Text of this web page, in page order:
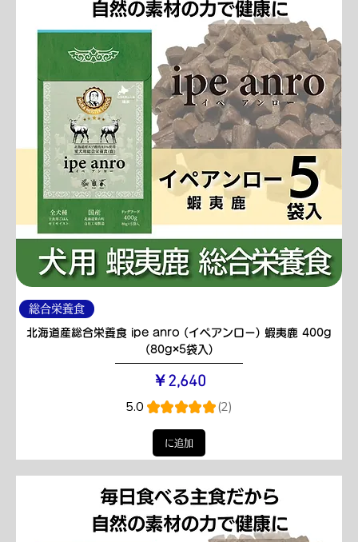
総合栄養食
北海道産総合栄養食 ipe anro (イペアンロー) 蝦夷鹿 400g
(80g×5袋入)
価格
￥2,640
5.0 ★★★★★ 2
2
に追加